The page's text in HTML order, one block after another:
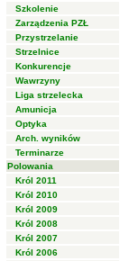
Szkolenie
Zarządzenia PZŁ
Przystrzelanie
Strzelnice
Konkurencje
Wawrzyny
Liga strzelecka
Amunicja
Optyka
Arch. wyników
Terminarze
Polowania
Król 2011
Król 2010
Król 2009
Król 2008
Król 2007
Król 2006